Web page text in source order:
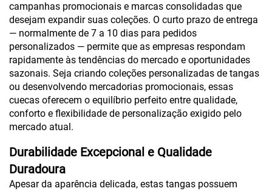
campanhas promocionais e marcas consolidadas que
desejam expandir suas coleções. O curto prazo de entrega
— normalmente de 7 a 10 dias para pedidos
personalizados — permite que as empresas respondam
rapidamente às tendências do mercado e oportunidades
sazonais. Seja criando coleções personalizadas de tangas
ou desenvolvendo mercadorias promocionais, essas
cuecas oferecem o equilíbrio perfeito entre qualidade,
conforto e flexibilidade de personalização exigido pelo
mercado atual.
Durabilidade Excepcional e Qualidade
Duradoura
Apesar da aparência delicada, estas tangas possuem